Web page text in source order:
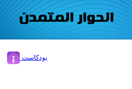
بودكاست